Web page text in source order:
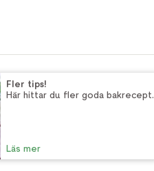
Fler tips!
Här hittar du fler goda bakrecept.
Läs mer